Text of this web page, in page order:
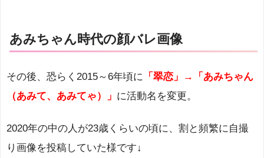
あみちゃん時代の顔バレ画像
その後、恐らく2015～6年頃に 「翠恋」→「あみちゃん
（あみて、あみてゃ）」 に活動名を変更。
2020年の中の人が23歳くらいの頃に、割と頻繁に自撮
り画像を投稿していた様です↓